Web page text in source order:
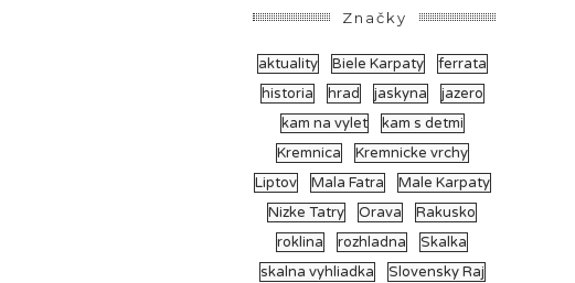
Značky
aktuality Biele Karpaty
ferrata
historia
hrad jaskyna
jazero
kam na vylet
kam s detmi
Kremnica
Kremnicke vrchy
Liptov
Mala Fatra
Male Karpaty
Nizke Tatry
Orava
Rakusko
roklina
rozhladna
Skalka
skalna vyhliadka
Slovensky Raj